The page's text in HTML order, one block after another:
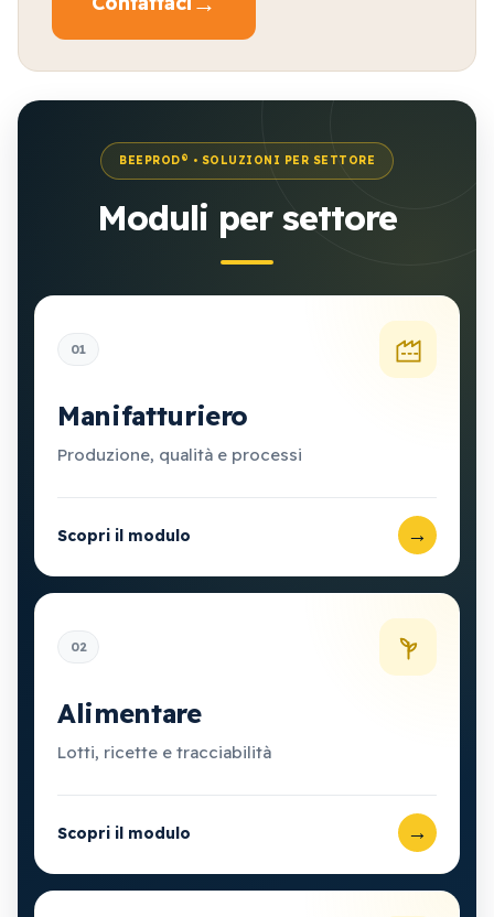
BEEPROD® • SOLUZIONI PER SETTORE
Moduli per settore
01
Manifatturiero
Produzione, qualità e processi
Scopri il modulo →
02
Alimentare
Lotti, ricette e tracciabilità
Scopri il modulo →